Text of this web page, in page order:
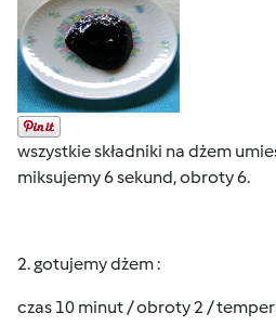
wszystkie składniki na dżem
miksujemy 6 sekund, obroty 6.
2. gotujemy dżem :
czas 10 minut / obroty 2 /